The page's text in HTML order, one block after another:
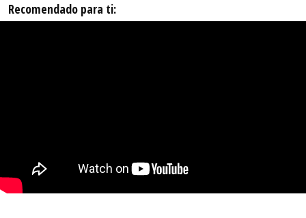
Recomendado para ti: